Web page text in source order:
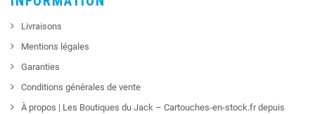
Livraisons
Mentions légales
Garanties
Conditions générales de vente
À propos | Les Boutiques du Jack – Cartouches-en-stock.fr depuis